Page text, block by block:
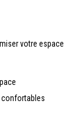
votre espace
confortables